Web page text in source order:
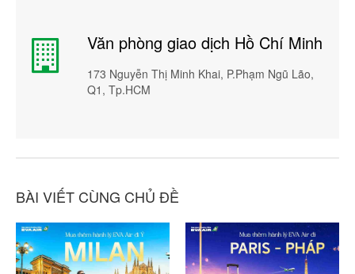
Văn phòng giao dịch Hồ Chí Minh
173 Nguyễn Thị Minh Khai, P.Phạm Ngũ Lão,
Q1, Tp.HCM
BÀI VIẾT CÙNG CHỦ ĐỀ